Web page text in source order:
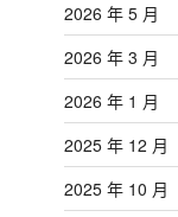
2026 年 5 月
2026 年 3 月
2026 年 1 月
2025 年 12 月
2025 年 10 月